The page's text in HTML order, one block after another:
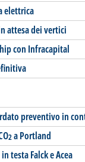
elettrica
attesa dei vertici
con Infracapital
preventivo in
2a Portland
testa Falck e Acea